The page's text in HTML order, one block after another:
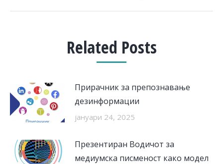
Related Posts
Прирачник за препознавање
дезинформации
јануари 24, 2025
Презентиран Водичот за
медиумска писменост како модел